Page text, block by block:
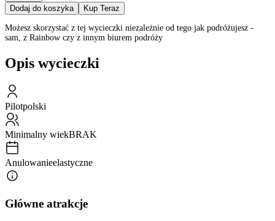
Dodaj do koszyka Kup Teraz
Możesz skorzystać z tej wycieczki niezależnie od tego jak podróżujesz -
sam, z Rainbow czy z innym biurem podróży
Opis wycieczki
Pilotpolski
Minimalny wiekBRAK
Anulowanieelastyczne
Główne atrakcje